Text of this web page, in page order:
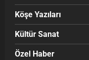
Köşe Yazıları
Kültür Sanat
Özel Haber